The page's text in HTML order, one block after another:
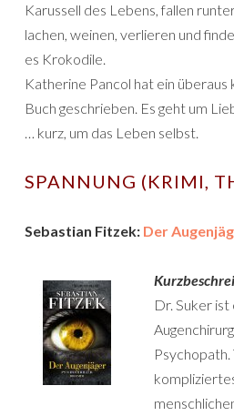
Karussell des Lebens, fallen
lachen, weinen, verlieren und
es Krokodile.
Katherine Pancol hat ein überaus
Buch geschrieben. Es geht um
… kurz, um das Leben selbst.
SPANNUNG (KRIMI,
Sebastian Fitzek: Der
Dr. Suker